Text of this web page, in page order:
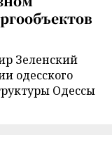
Зеленский
одесского
Одессы